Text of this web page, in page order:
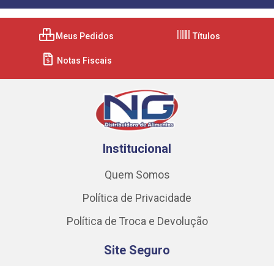
Meus Pedidos Títulos
Notas Fiscais
Institucional
Quem Somos
Política de Privacidade
Política de Troca e Devolução
Site Seguro